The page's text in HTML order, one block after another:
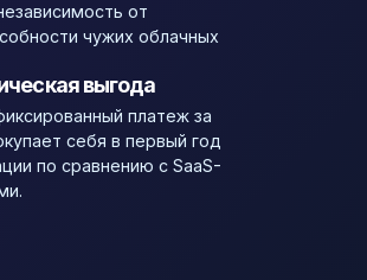
от
чужих облачных
выгода
платеж за
себя в первый год
по сравнению с SaaS-